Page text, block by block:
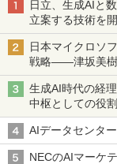
日立、生成AIと
立案する技術を
日本マイクロソ
戦略――津坂美樹
生成AI時代の経
中枢としての役
AIデータセンタ
NECのAIマーケ